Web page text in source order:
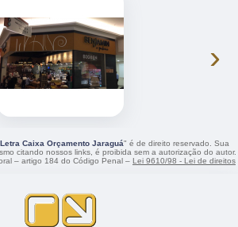
›
Caixa Orçamento Jaraguá" é de direito reservado. Sua
citando nossos links, é proibida sem a autorização do autor.
– artigo 184 do Código Penal – Lei 9610/98 - Lei de direitos